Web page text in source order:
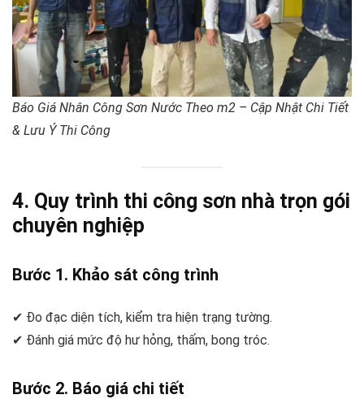
Báo Giá Nhân Công Sơn Nước Theo m2 – Cập Nhật Chi Tiết
& Lưu Ý Thi Công
4. Quy trình thi công sơn nhà trọn gói
chuyên nghiệp
Bước 1. Khảo sát công trình
✔ Đo đạc diện tích, kiểm tra hiện trạng tường.
✔ Đánh giá mức độ hư hỏng, thấm, bong tróc.
Bước 2. Báo giá chi tiết